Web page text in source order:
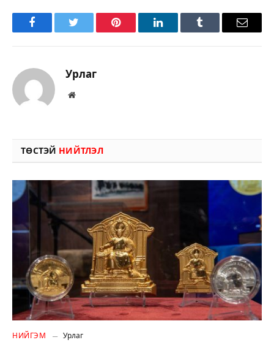
FacebookTwitter Pinterest LinkedInTumblr Имэйл
Урлаг
Вэбсайт
ТӨСТЭЙ НИЙТЛЭЛ
НИЙГЭМ Урлаг